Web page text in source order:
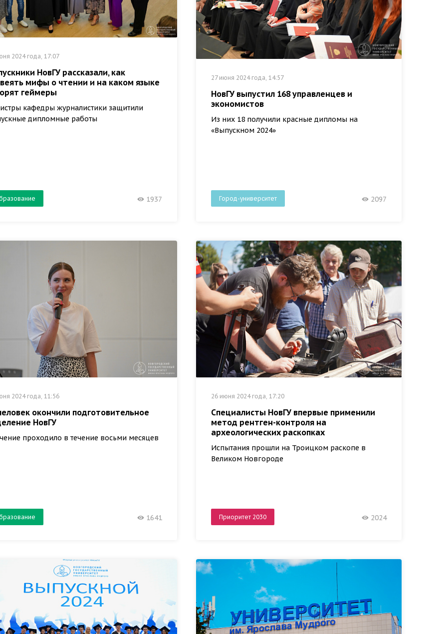
2024 года, 17:07
НовГУ рассказали, как
мифы о чтении и на каком языке
геймеры
кафедры журналистики защитили
дипломные работы
1937
27 июня 2024 года, 14:57
НовГУ выпустил 168 управленцев и
экономистов
Из них 18 получили красные дипломы на
«Выпускном 2024»
Город-университет 2097
2024 года, 11:56
окончили подготовительное
НовГУ
проходило в течение восьми месяцев
1641
26 июня 2024 года, 17:20
Специалисты НовГУ впервые применили
метод рентген-контроля на
археологических раскопках
Испытания прошли на Троицком раскопе в
Великом Новгороде
Приоритет 2030 2024